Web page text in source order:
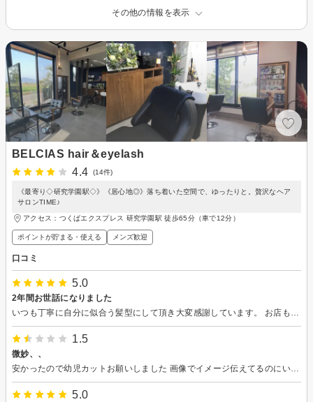
その他の情報を表示
BELCIAS hair＆eyelash
4.4
(14件)
《最寄り◇研究学園駅◇》《居心地◎》落ち着いた空間で、ゆったりと。贅沢なヘア
サロンTIME♪
アクセス：つくばエクスプレス 研究学園駅 徒歩65分（車で12分）
ポイントが貯まる・使える メンズ歓迎
口コミ
5.0
2年間お世話になりました
1.5
微妙、、
安かったので幼児カットお願いしました 画像でイメージ伝えてるのにいちいちこちらに確認してきて、わたしは素人なのでわかりません。 仕上がりも微妙で他の美容室でお直しお願いしようと思っています。 カットが上手いか下手かは素人のわたしからしたらわかりませんが、あまりうまくはないと思います。 予約時間から10分待たされたのにお待たせしました。の言葉なにもなくて驚きました。予約時間通りにやってくれないので帰ろうとしたら呼ばれたのでお願いしましたが、二度と行きません。 子供に対しての声掛けも微妙でしたよ。
5.0